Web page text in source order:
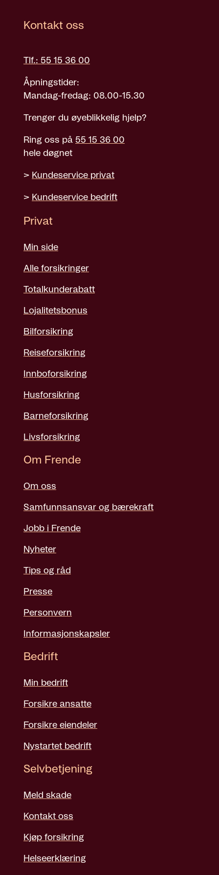
Kontakt oss
Tlf.: 55 15 36 00
Åpningstider:
Mandag-fredag: 08.00-15.30
Trenger du øyeblikkelig hjelp?
Ring oss på 55 15 36 00
hele døgnet
> Kundeservice privat
> Kundeservice bedrift
Privat
Min side
Alle forsikringer
Totalkunderabatt
Lojalitetsbonus
Bilforsikring
Reiseforsikring
Innboforsikring
Husforsikring
Barneforsikring
Livsforsikring
Om Frende
Om oss
Samfunnsansvar og bærekraft
Jobb i Frende
Nyheter
Tips og råd
Presse
Personvern
Informasjonskapsler
Bedrift
Min bedrift
Forsikre ansatte
Forsikre eiendeler
Nystartet bedrift
Selvbetjening
Meld skade
Kontakt oss
Kjøp forsikring
Helseerklæring